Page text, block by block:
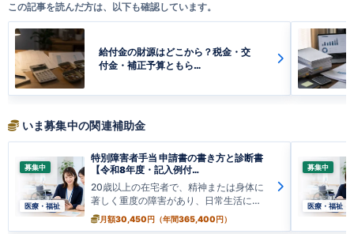
この記事を読んだ方は、以下も確認しています。
給付金の財源はどこから？税金・交
付金・補正予算ともら…
いま募集中の関連補助金
募集中
医療・福祉
特別障害者手当 申請書の書き方と診断書
【令和8年度・記入例付…
20歳以上の在宅者で、精神または身体に
著しく重度の障害があり、日常生活にお
い…月額30,450円（年間365,400円）
募集中
医療・福祉